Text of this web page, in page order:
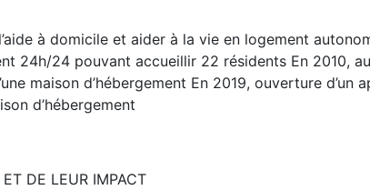
à domicile et aider à la vie en logement
24h/24 pouvant accueillir 22 résidents En 2010,
maison d’hébergement En 2019, ouverture d’un
d’hébergement
DE LEUR IMPACT